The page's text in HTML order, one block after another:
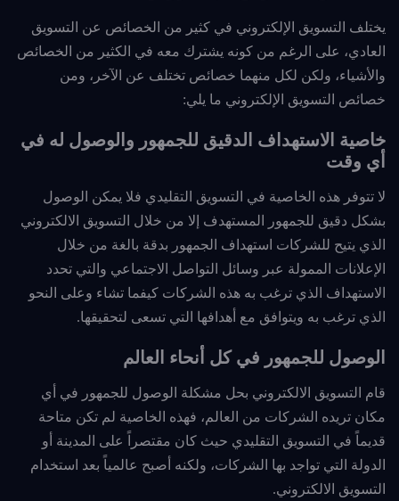
يختلف التسويق الإلكتروني في كثير من الخصائص عن التسويق
العادي، على الرغم من كونه يشترك معه في الكثير من الخصائص
والأشياء، ولكن لكل منهما خصائص تختلف عن الآخر، ومن
خصائص التسويق الإلكتروني ما يلي:
خاصية الاستهداف الدقيق للجمهور والوصول له في
أي وقت
لا تتوفر هذه الخاصية في التسويق التقليدي فلا يمكن الوصول
بشكل دقيق للجمهور المستهدف إلا من خلال التسويق الالكتروني
الذي يتيح للشركات استهداف الجمهور بدقة بالغة من خلال
الإعلانات الممولة عبر وسائل التواصل الاجتماعي والتي تحدد
الاستهداف الذي ترغب به هذه الشركات كيفما تشاء وعلى النحو
الذي ترغب به ويتوافق مع أهدافها التي تسعى لتحقيقها.
الوصول للجمهور في كل أنحاء العالم
قام التسويق الالكتروني بحل مشكلة الوصول للجمهور في أي
مكان تريده الشركات من العالم، فهذه الخاصية لم تكن متاحة
قديماً في التسويق التقليدي حيث كان مقتصراً على المدينة أو
الدولة التي تواجد بها الشركات، ولكنه أصبح عالمياً بعد استخدام
التسويق الالكتروني.